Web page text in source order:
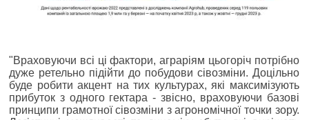
"Враховуючи всі ці фактори, аграріям цьогоріч потрібно
дуже ретельно підійти до побудови сівозміни. Доцільно
буде робити акцент на тих культурах, які максимізують
прибуток з одного гектара - звісно, враховуючи базові
принципи грамотної сівозміни з агрономічної точки зору.